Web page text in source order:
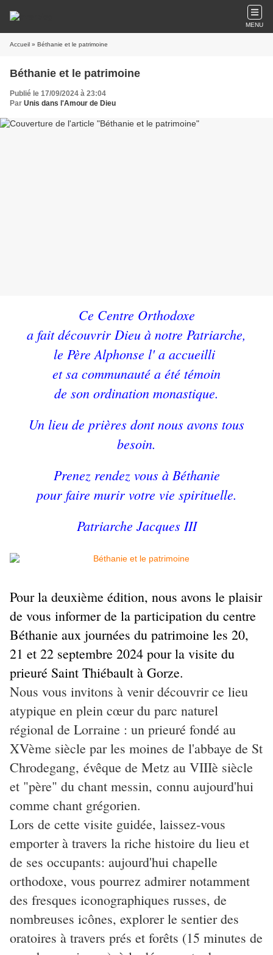
MENU
Accueil » Béthanie et le patrimoine
Béthanie et le patrimoine
Publié le 17/09/2024 à 23:04
Par Unis dans l'Amour de Dieu
Ce Centre Orthodoxe
a fait découvrir Dieu à notre Patriarche,
le Père Alphonse l' a accueilli
et sa communauté a été témoin
de son ordination monastique.
Un lieu de prières dont nous avons tous
besoin.
Prenez rendez vous à Béthanie
pour faire murir votre vie spirituelle.
Patriarche Jacques III
Pour la deuxième édition, nous avons le plaisir
de vous informer de la participation du centre
Béthanie aux journées du patrimoine les 20,
21 et 22 septembre 2024 pour la visite du
prieuré Saint Thiébault à Gorze.
Nous vous invitons à venir découvrir ce lieu
atypique en plein cœur du parc naturel
régional de Lorraine : un prieuré fondé au
XVème siècle par les moines de l'abbaye de St
Chrodegang, évêque de Metz au VIIIè siècle
et "père" du chant messin, connu aujourd'hui
comme chant grégorien.
Lors de cette visite guidée, laissez-vous
emporter à travers la riche histoire du lieu et
de ses occupants: aujourd'hui chapelle
orthodoxe, vous pourrez admirer notamment
des fresques iconographiques russes, de
nombreuses icônes, explorer le sentier des
oratoires à travers prés et forêts (15 minutes de